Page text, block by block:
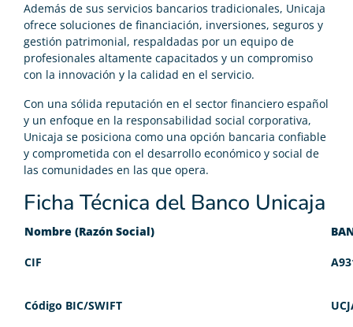
Además de sus servicios bancarios tradicionales, Unicaja
ofrece soluciones de financiación, inversiones, seguros y
gestión patrimonial, respaldadas por un equipo de
profesionales altamente capacitados y un compromiso
con la innovación y la calidad en el servicio.
Con una sólida reputación en el sector financiero español
y un enfoque en la responsabilidad social corporativa,
Unicaja se posiciona como una opción bancaria confiable
y comprometida con el desarrollo económico y social de
las comunidades en las que opera.
Ficha Técnica del Banco Unicaja
Nombre (Razón Social)
CIF
Código BIC/SWIFT